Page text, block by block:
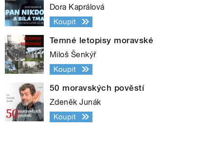
Dora Kaprálová
Koupit
Temné letopisy moravské
Miloš Šenkýř
Koupit
50 moravských pověstí
Zdeněk Junák
Koupit